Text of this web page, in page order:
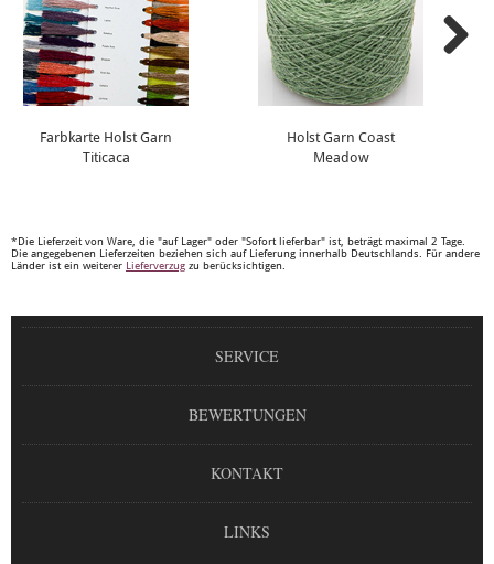
Farbkarte Holst Garn
Titicaca
Holst Garn Coast
Meadow
*Die Lieferzeit von Ware, die "auf Lager" oder "Sofort lieferbar" ist, beträgt maximal 2 Tage.
Die angegebenen Lieferzeiten beziehen sich auf Lieferung innerhalb Deutschlands. Für andere
Länder ist ein weiterer Lieferverzug zu berücksichtigen.
SERVICE
BEWERTUNGEN
KONTAKT
LINKS